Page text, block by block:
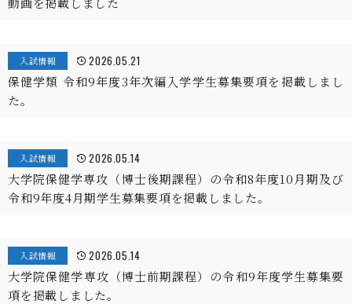
入試情報 2026.05.21
保健学類 令和9年度3年次編入学学生募集要項を掲載しまし
た。
入試情報 2026.05.14
大学院保健学専攻（博士後期課程）の令和8年度10月期及び
令和9年度4月期学生募集要項を掲載しました。
入試情報 2026.05.14
大学院保健学専攻（博士前期課程）の令和9年度学生募集要
項を掲載しました。